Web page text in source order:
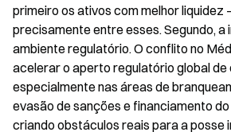
primeiro os ativos com melhor
precisamente entre esses. Segundo, a
ambiente regulatório. O conflito no
acelerar o aperto regulatório global
especialmente nas áreas de
evasão de sanções e financiamento
criando obstáculos reais para a posse